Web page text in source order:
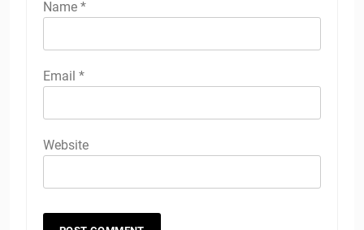
Name *
Email *
Website